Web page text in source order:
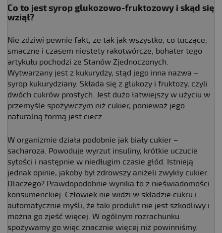
Co to jest syrop glukozowo-fruktozowy i skąd się
wziął?
Nie zdziwi pewnie fakt, że tak jak wszystko, co tuczące,
smaczne i czasem niestety rakotwórcze, bohater tego
artykułu pochodzi ze Stanów Zjednoczonych.
Wytwarzany jest z kukurydzy, stąd jego inna nazwa –
syrop kukurydziany. Składa się z glukozy i fruktozy, czyli
dwóch cukrów prostych. Jest dużo łatwiejszy w użyciu w
przemyśle spożywczym niż cukier, ponieważ jego
naturalną formą jest ciecz.
W organizmie działa podobnie jak biały cukier –
sacharoza. Powoduje wyrzut insuliny, krótkie uczucie
sytości i następnie w niedługim czasie głód. Istnieją
jednak opinie, jakoby był zdrowszy aniżeli zwykły cukier.
Dlaczego? Prawdopodobnie wynika to z nieświadomości
konsumenckiej. Człowiek nie widzi w składzie cukru i
automatycznie myśli, że taki produkt nie jest szkodliwy i
można go zjeść więcej. W ogólnym rozrachunku
spożywamy go więc znacznie więcej niż powinniśmy.